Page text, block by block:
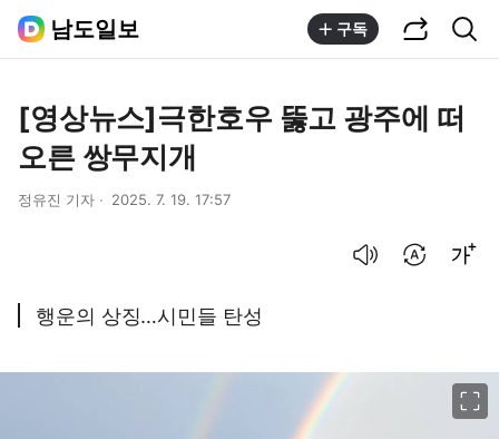
남도일보 구독
[영상뉴스]극한호우 뚫고 광주에 떠
오른 쌍무지개
정유진 기자 2025. 7. 19. 17:57
행운의 상징…시민들 탄성